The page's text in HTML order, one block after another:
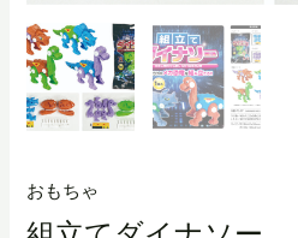
おもちゃ